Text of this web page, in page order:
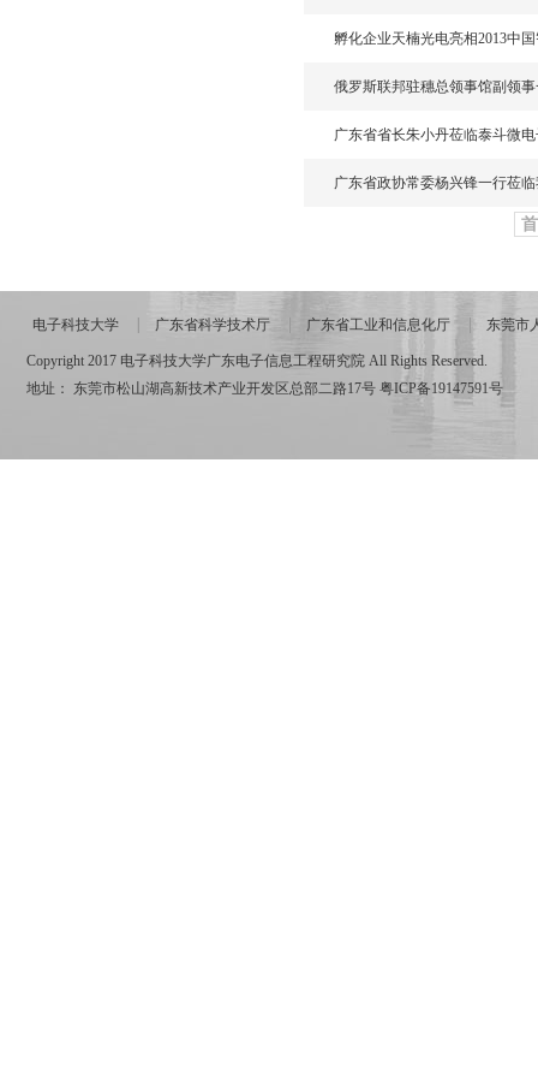
孵化企业天楠光电亮相2013中
俄罗斯联邦驻穗总领事馆副领
广东省省长朱小丹莅临泰斗微
广东省政协常委杨兴锋一行莅
电子科技大学 广东省科学技术厅 广东省工业和信息化厅 东莞市
Copyright 2017 电子科技大学广东电子信息工程研究院 All Rights Reserved.
地址： 东莞市松山湖高新技术产业开发区总部二路17号 粤ICP备19147591号